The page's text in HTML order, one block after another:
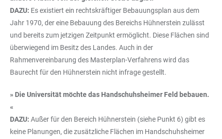
DAZU: Es existiert ein rechtskräftiger Bebauungsplan aus dem
Jahr 1970, der eine Bebauung des Bereichs Hühnerstein zulässt
und bereits zum jetzigen Zeitpunkt ermöglicht. Diese Flächen sind
überwiegend im Besitz des Landes. Auch in der
Rahmenvereinbarung des Masterplan-Verfahrens wird das
Baurecht für den Hühnerstein nicht infrage gestellt.
» Die Universität möchte das Handschuhsheimer Feld bebauen.
«
DAZU: Außer für den Bereich Hühnerstein (siehe Punkt 6) gibt es
keine Planungen, die zusätzliche Flächen im Handschuhsheimer